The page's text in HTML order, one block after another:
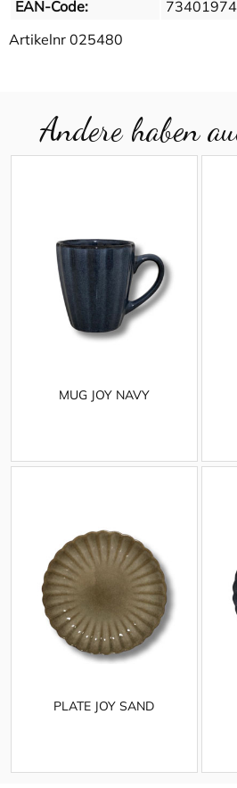
EAN-Code:
Artikelnr 025480
Andere haben
MUG JOY NAVY
PLATE JOY SAND